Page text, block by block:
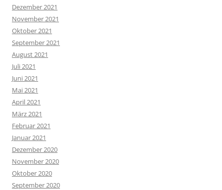
Dezember 2021
November 2021
Oktober 2021
September 2021
August 2021
Juli 2021
Juni 2021
Mai 2021
April 2021
März 2021
Februar 2021
Januar 2021
Dezember 2020
November 2020
Oktober 2020
September 2020